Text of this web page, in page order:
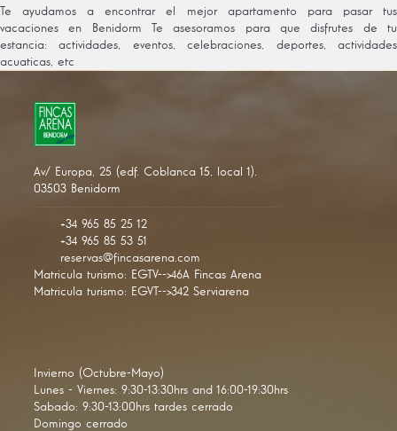
Te ayudamos a encontrar el mejor apartamento para pasar tus
vacaciones en Benidorm Te asesoramos para que disfrutes de tu
estancia: actividades, eventos, celebraciones, deportes, actividades
acuaticas, etc
Av/ Europa, 25 (edf. Coblanca 15, local 1).
03503 Benidorm
+34 965 85 25 12
+34 965 85 53 51
reservas@fincasarena.com
Matricula turismo: EGTV-->46A Fincas Arena
Matricula turismo: EGVT-->342 Serviarena
Invierno (Octubre-Mayo)
Lunes - Viernes: 9:30-13:30hrs and 16:00-19:30hrs
Sabado: 9:30-13:00hrs tardes cerrado
Domingo cerrado